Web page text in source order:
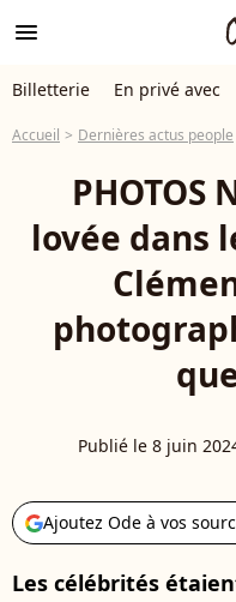
menu
Billetterie En privé avec
Accueil Dernières actus people
PHOTOS
lovée dans
Publié le 8 juin
Ajoutez Ode à vos
Les célébrités